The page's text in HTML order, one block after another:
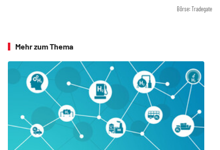
Börse: Tradegate
Mehr zum Thema